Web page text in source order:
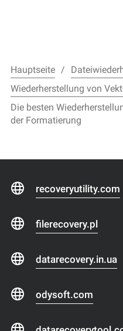
Hauptseite
Wiederherstellung von
Die besten
der Formatierung
recoveryutility.com
filerecovery.pl
datarecovery.in.ua
odysoft.com